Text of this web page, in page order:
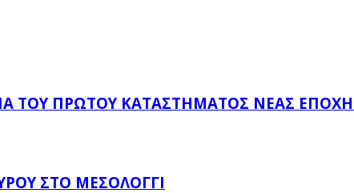
ΤΟΥ ΠΡΏΤΟΥ ΚΑΤΑΣΤΉΜΑΤΟΣ ΝΈΑΣ ΕΠΟΧΉΣ
ΣΤΟ ΜΕΣΟΛΌΓΓΙ